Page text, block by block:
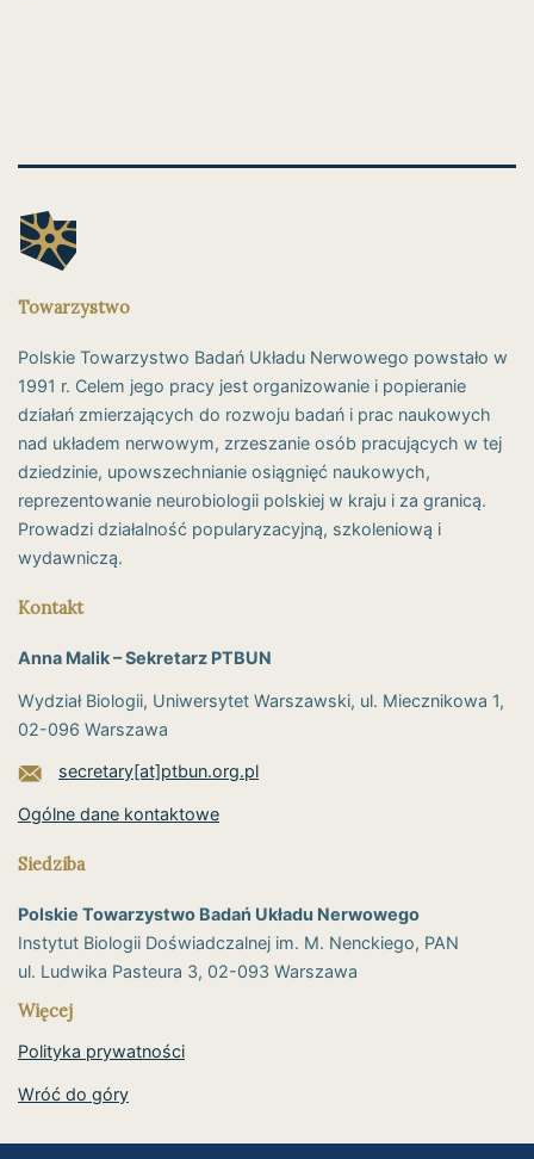
Towarzystwo
Polskie Towarzystwo Badań Układu Nerwowego powstało w
1991 r. Celem jego pracy jest organizowanie i popieranie
działań zmierzających do rozwoju badań i prac naukowych
nad układem nerwowym, zrzeszanie osób pracujących w tej
dziedzinie, upowszechnianie osiągnięć naukowych,
reprezentowanie neurobiologii polskiej w kraju i za granicą.
Prowadzi działalność popularyzacyjną, szkoleniową i
wydawniczą.
Kontakt
Anna Malik – Sekretarz PTBUN
Wydział Biologii, Uniwersytet Warszawski, ul. Miecznikowa 1,
02-096 Warszawa
secretary[at]ptbun.org.pl
Ogólne dane kontaktowe
Siedziba
Polskie Towarzystwo Badań Układu Nerwowego
Instytut Biologii Doświadczalnej im. M. Nenckiego, PAN
ul. Ludwika Pasteura 3, 02-093 Warszawa
Więcej
Polityka prywatności
Wróć do góry